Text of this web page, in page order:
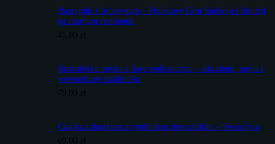
Naszyjnik z Ametystem – Fioletowy Grot Spokoju i Intuicji
na czarnym rzemieniu
45,00 zł
Bransoletka męska z lawą wulkaniczną – siła ziemi, ognia i
wewnętrznej stabilności
79,00 zł
Czapka z daszkiem z symbolem słowiańskim – Swarożyca
69,00 zł